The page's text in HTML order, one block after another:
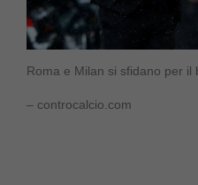
Roma e Milan si sfidano per il
– controcalcio.com